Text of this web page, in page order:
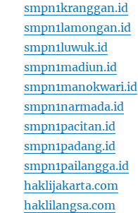
smpn1kranggan.id
smpn1lamongan.id
smpn1luwuk.id
smpn1madiun.id
smpn1manokwari.id
smpn1narmada.id
smpn1pacitan.id
smpn1padang.id
smpn1pailangga.id
haklijakarta.com
haklilangsa.com